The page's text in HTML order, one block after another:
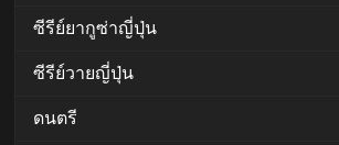
ซีรีย์ยากูซ่าญี่ปุ่น
ซีรีย์วายญี่ปุ่น
ดนตรี